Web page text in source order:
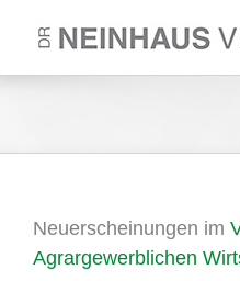
springen
Neuerscheinungen im
Agrargewerblichen